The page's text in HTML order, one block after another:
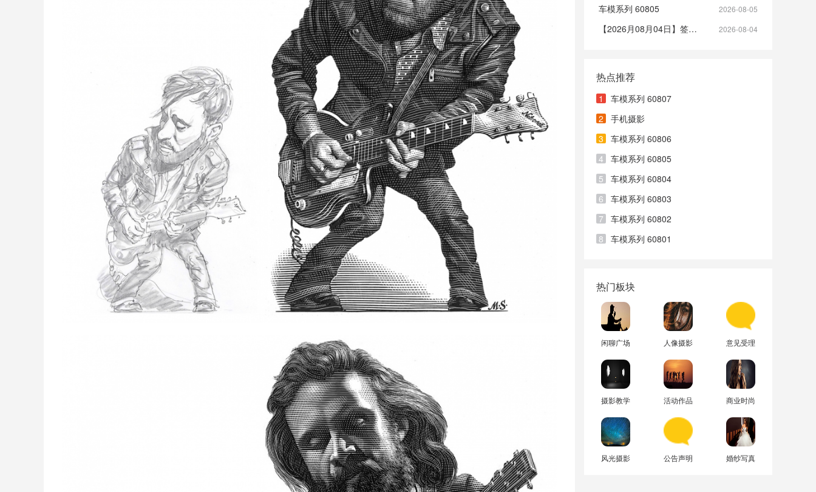
2026-08-05
车模系列 60805
2026-08-04
【2026月08月04日】签到帖
热点推荐
1
车模系列 60807
2
手机摄影
3
车模系列 60806
4
车模系列 60805
5
车模系列 60804
6
车模系列 60803
7
车模系列 60802
8
车模系列 60801
热门板块
闲聊广场 人像摄影 意见受理
摄影教学 活动作品 商业时尚
风光摄影 公告声明 婚纱写真